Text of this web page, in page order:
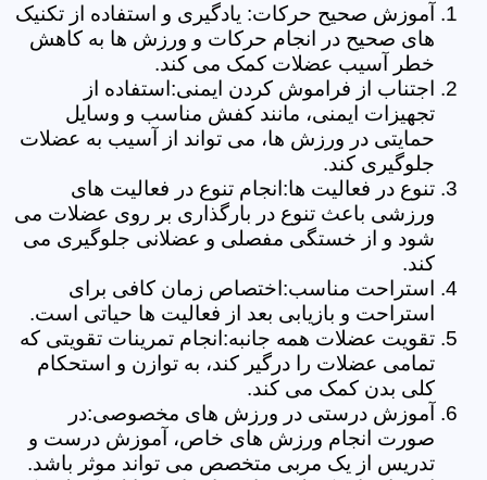
آموزش صحیح حرکات: یادگیری و استفاده از تکنیک
های صحیح در انجام حرکات و ورزش ها به کاهش
خطر آسیب عضلات کمک می کند.
اجتناب از فراموش کردن ایمنی:استفاده از
تجهیزات ایمنی، مانند کفش مناسب و وسایل
حمایتی در ورزش ها، می تواند از آسیب به عضلات
جلوگیری کند.
تنوع در فعالیت ها:انجام تنوع در فعالیت های
ورزشی باعث تنوع در بارگذاری بر روی عضلات می
شود و از خستگی مفصلی و عضلانی جلوگیری می
کند.
استراحت مناسب:اختصاص زمان کافی برای
استراحت و بازیابی بعد از فعالیت ها حیاتی است.
تقویت عضلات همه جانبه:انجام تمرینات تقویتی که
تمامی عضلات را درگیر کند، به توازن و استحکام
کلی بدن کمک می کند.
آموزش درستی در ورزش های مخصوصی:در
صورت انجام ورزش های خاص، آموزش درست و
تدریس از یک مربی متخصص می تواند موثر باشد.